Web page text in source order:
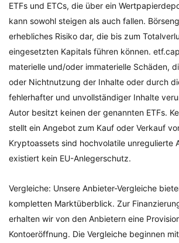
ETFs und ETCs, die über ein
kann sowohl steigen als auch fallen.
erhebliches Risiko dar, die bis zum
eingesetzten Kapitals führen können.
materielle und/oder immaterielle Schäden,
oder Nichtnutzung der Inhalte oder durch
fehlerhafter und unvollständiger Inhalte
Autor besitzt keinen der genannten ETFs.
stellt ein Angebot zum Kauf oder Verkauf
Kryptoassets sind hochvolatile unregulierte
existiert kein EU-Anlegerschutz.
Vergleiche: Unsere Anbieter-Vergleiche
kompletten Marktüberblick. Zur
erhalten wir von den Anbietern eine
Kontoeröffnung. Die Vergleiche beginnen